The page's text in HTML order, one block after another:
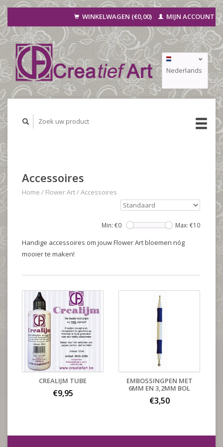
WINKELWAGEN (€0,00) MIJN ACCOUNT
Nederlands
Deutsch
Accessoires
Home / Flower Art/Accessoires
Min: €0 Max: €10
Handige accessoires om jouw Flower Art bloemen nóg
mooier te maken!
CREALIJM TUBE
€9,95
EMBOSSINGPEN MET
6MM EN 3,2MM BOL
€3,50